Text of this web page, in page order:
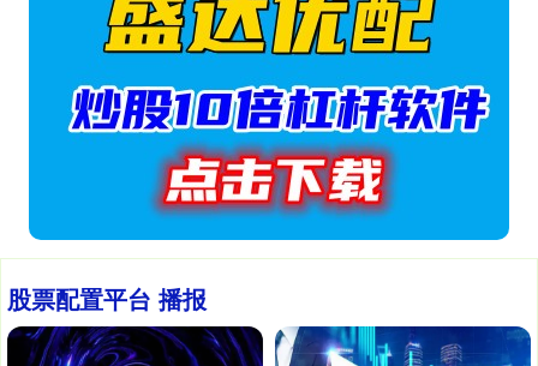
股票配置平台 播报